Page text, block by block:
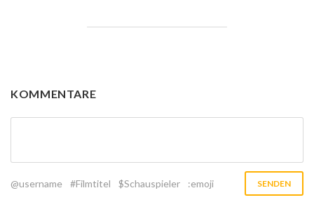
KOMMENTARE
@username #Filmtitel $Schauspieler :emoji